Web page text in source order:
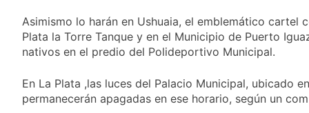
despide del AMBA:
cuándo dejará de
llover y llega una ola
de frío con mínimas
2 Días Atrás
Kicillof marchó
contra la Ley de
Milei
2 Días Atrás
Asimismo lo harán en Ushuaia, el emblemático cartel
Plata la Torre Tanque y en el Municipio de Puerto
nativos en el predio del Polideportivo Municipal.
En La Plata ,las luces del Palacio Municipal, ubicado
permanecerán apagadas en ese horario, según un